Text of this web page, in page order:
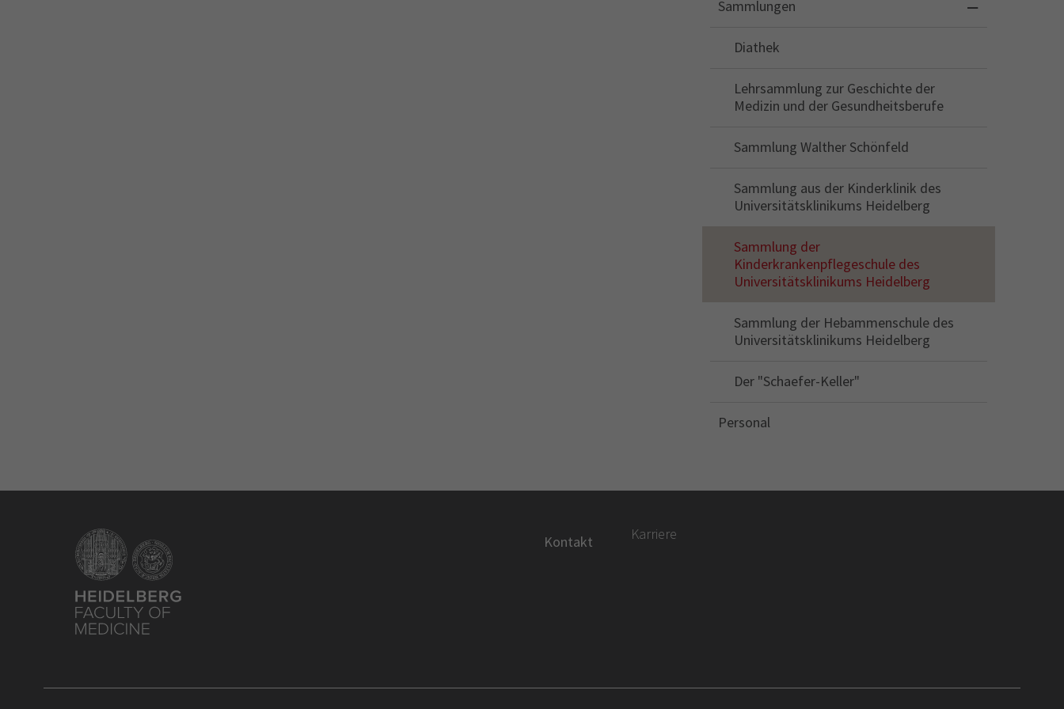
Sammlungen
Diathek
Lehrsammlung zur Geschichte der
Medizin und der Gesundheitsberufe
Sammlung Walther Schönfeld
Sammlung aus der Kinderklinik des
Universitätsklinikums Heidelberg
Sammlung der
Kinderkrankenpflegeschule des
Universitätsklinikums Heidelberg
Sammlung der Hebammenschule des
Universitätsklinikums Heidelberg
Der "Schaefer-Keller"
Personal
Kontakt Karriere